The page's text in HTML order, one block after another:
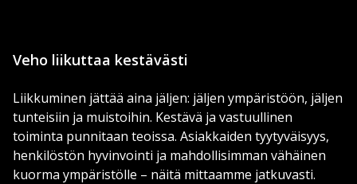
Veho liikuttaa kestävästi
Liikkuminen jättää aina jäljen: jäljen ympäristöön, jäljen
tunteisiin ja muistoihin. Kestävä ja vastuullinen
toiminta punnitaan teoissa. Asiakkaiden tyytyväisyys,
henkilöstön hyvinvointi ja mahdollisimman vähäinen
kuorma ympäristölle – näitä mittaamme jatkuvasti.